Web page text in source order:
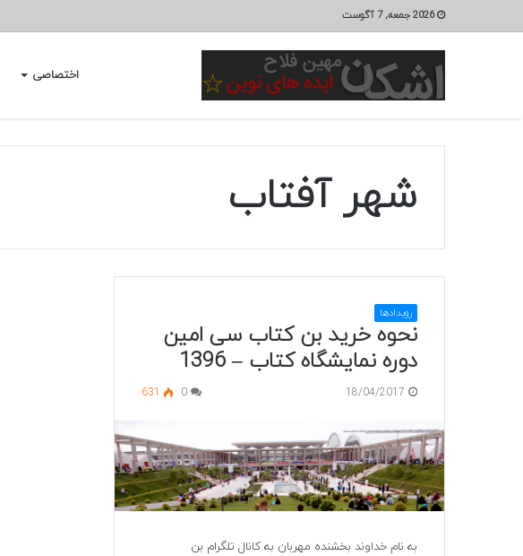
2026 جمعه, 7 آگوست
اختصاصی
شهر آفتاب
رویدادها
نحوه خرید بن کتاب سی امین
دوره نمایشگاه کتاب – 1396
18/04/2017
0
631
به نام خداوند بخشنده مهربان به کانال تلگرام بن